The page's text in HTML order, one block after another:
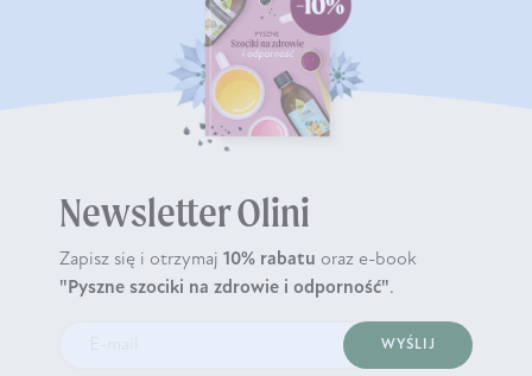
Newsletter Olini
Zapisz się i otrzymaj 10% rabatu oraz e-book
"Pyszne szociki na zdrowie i odporność".
WYŚLIJ